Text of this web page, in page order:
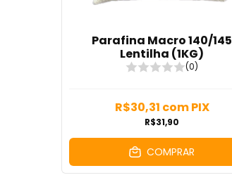
Parafina Macro 140/145
Lentilha (1KG)
(0)
R$31,90
R$30,31 comPIX
COMPRAR